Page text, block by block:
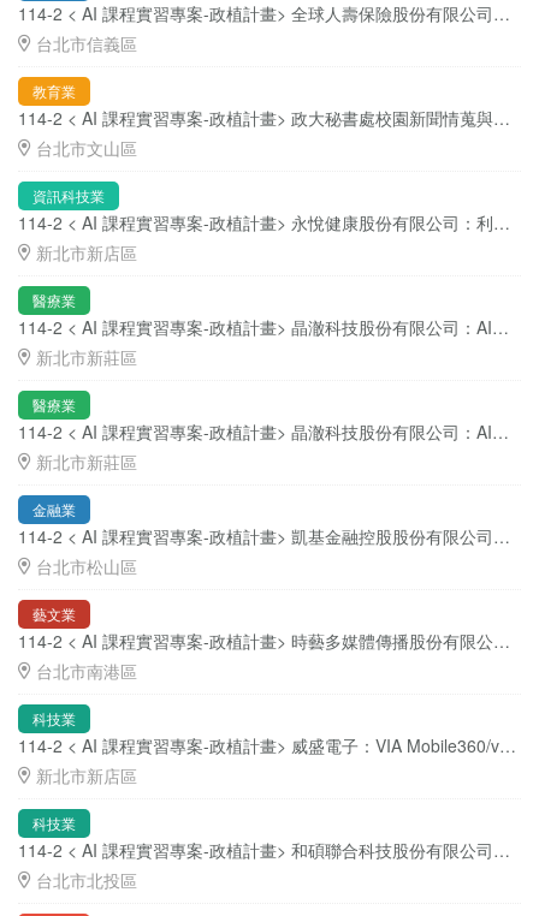
114-2 < AI 課程實習專案-政植計畫> 全球人壽保險股份有限公司：文件審查與合約生成 ( 職缺 3-5 位 )
台北市信義區
教育業
114-2 < AI 課程實習專案-政植計畫> 政大秘書處校園新聞情蒐與視覺化決策系統 ( 職缺 3 位 )
台北市文山區
資訊科技業
114-2 < AI 課程實習專案-政植計畫> 永悅健康股份有限公司：利用健康數位行為軌跡與健康檢查數據，以AI知識圖譜與大語言模型建立個人化健康輪廓標籤 ( 職缺 3 位 )
新北市新店區
醫療業
114-2 < AI 課程實習專案-政植計畫> 晶澈科技股份有限公司：AI廣告素材自動生成專案 ( 職缺 3 位 )
新北市新莊區
醫療業
114-2 < AI 課程實習專案-政植計畫> 晶澈科技股份有限公司：AI客服及數據分析專案 ( 職缺 3 位 )
新北市新莊區
金融業
114-2 < AI 課程實習專案-政植計畫> 凱基金融控股股份有限公司：AI 生成個人化投資建議分析報告系統 ( 職缺 3-5 位 )
台北市松山區
藝文業
114-2 < AI 課程實習專案-政植計畫> 時藝多媒體傳播股份有限公司：時藝餐飲 AI 驅動財務健康分析系統 ( 職缺 3 位 )
台北市南港區
科技業
114-2 < AI 課程實習專案-政植計畫> 威盛電子：VIA Mobile360/vCare 企業產品知識管理與智能客服實習生 ( 職缺 3 位 )
新北市新店區
科技業
114-2 < AI 課程實習專案-政植計畫> 和碩聯合科技股份有限公司：AI Agent 智能製造 ( 職缺 5 位 )
台北市北投區